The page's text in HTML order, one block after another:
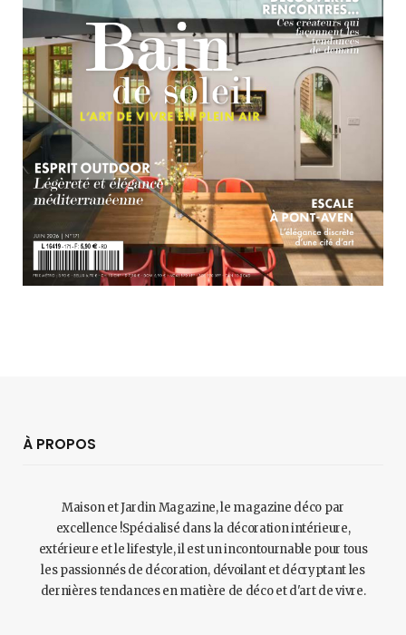
À PROPOS
Maison et Jardin Magazine, le magazine déco par
excellence !Spécialisé dans la décoration intérieure,
extérieure et le lifestyle, il est un incontournable pour tous
les passionnés de décoration, dévoilant et décryptant les
dernières tendances en matière de déco et d'art de vivre.